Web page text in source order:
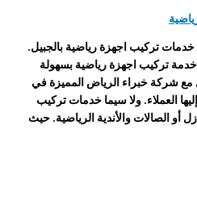
تركيب اجهزة رياضية بالجبيل.
تركيب اجهزة رياضية بسهولة
شركة خبراء الرياض المميزة في
العملاء. ولا سيما خدمات تركيب
أو الصالات والأندية الرياضية. حيث